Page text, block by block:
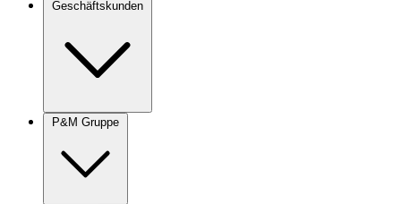
Geschäftskunden
P&M Gruppe